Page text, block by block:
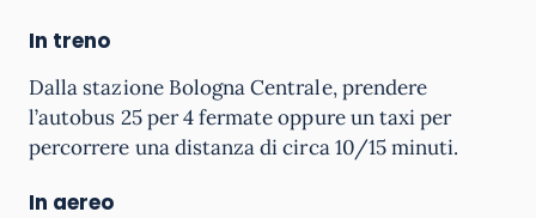
In treno
Dalla stazione Bologna Centrale, prendere
l’autobus 25 per 4 fermate oppure un taxi per
percorrere una distanza di circa 10/15 minuti.
In aereo